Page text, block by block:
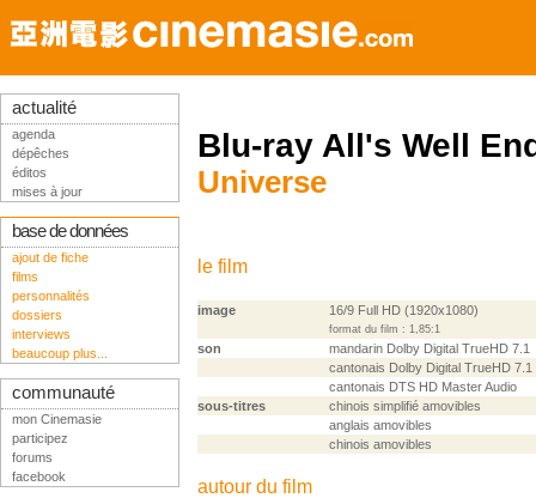
Blu-ray All's Well
Universe
le film
image 16/9 Full HD (1920x1080)
format du film : 1,85:1
son
mandarin Dolby Digital TrueHD 7.1
cantonais Dolby Digital TrueHD 7.1
cantonais DTS HD Master Audio
sous-titres
chinois simplifié amovibles
anglais amovibles
chinois amovibles
autour du film
actualité
agenda
dépêches
éditos
mises à jour
base de données
ajout de fiche
films
personnalités
dossiers
interviews
beaucoup plus...
communauté
mon Cinemasie
participez
forums
facebook